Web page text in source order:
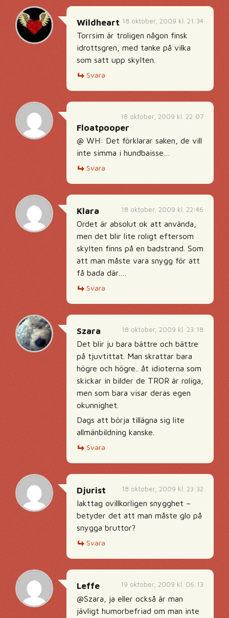
18 oktober, 2009 kl. 21:34
Wildheart
Torrsim är troligen någon finsk
idrottsgren, med tanke på vilka
som satt upp skylten.
Svara
18 oktober, 2009 kl. 22:07
Floatpooper
@ WH: Det förklarar saken, de vill
inte simma i hundbaisse…
Svara
18 oktober, 2009 kl. 22:46
Klara
Ordet är absolut ok att använda,
men det blir lite roligt eftersom
skylten finns på en badstrand. Som
att man måste vara snygg för att
få bada där….
Svara
18 oktober, 2009 kl. 23:18
Szara
Det blir ju bara bättre och bättre
på tjuvtittat. Man skrattar bara
högre och högre.. åt idioterna som
skickar in bilder de TROR är roliga,
men som bara visar deras egen
okunnighet.
Dags att börja tillägna sig lite
allmänbildning kanske.
Svara
18 oktober, 2009 kl. 23:32
Djurist
Iakttag ovillkorligen snygghet –
betyder det att man måste glo på
snygga bruttor?
Svara
19 oktober, 2009 kl. 06:13
Leffe
@Szara, ja eller också är man
jävligt humorbefriad om man inte